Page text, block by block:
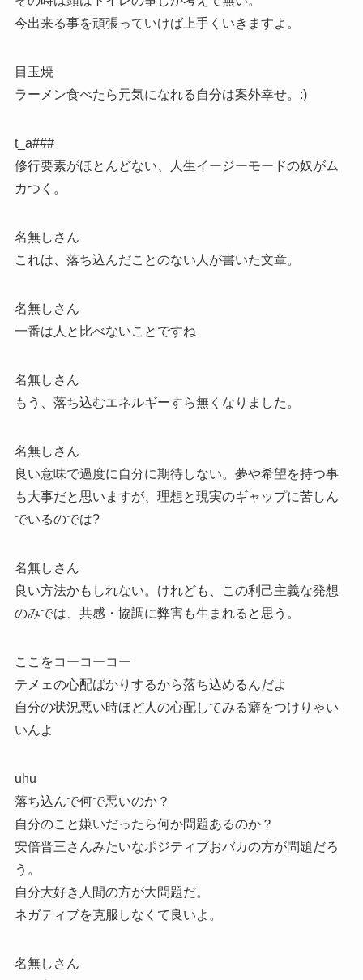
今出来る事を頑張っていけば上手くいきますよ。
目玉焼
ラーメン食べたら元気になれる自分は案外幸せ。:)
t_a###
修行要素がほとんどない、人生イージーモードの奴がム
カつく。
名無しさん
これは、落ち込んだことのない人が書いた文章。
名無しさん
一番は人と比べないことですね
名無しさん
もう、落ち込むエネルギーすら無くなりました。
名無しさん
良い意味で過度に自分に期待しない。夢や希望を持つ事
も大事だと思いますが、理想と現実のギャップに苦しん
でいるのでは?
名無しさん
良い方法かもしれない。けれども、この利己主義な発想
のみでは、共感・協調に弊害も生まれると思う。
ここをコーコーコー
テメェの心配ばかりするから落ち込めるんだよ
自分の状況悪い時ほど人の心配してみる癖をつけりゃい
いんよ
uhu
落ち込んで何で悪いのか？
自分のこと嫌いだったら何か問題あるのか？
安倍晋三さんみたいなポジティブおバカの方が問題だろ
う。
自分大好き人間の方が大問題だ。
ネガティブを克服しなくて良いよ。
名無しさん